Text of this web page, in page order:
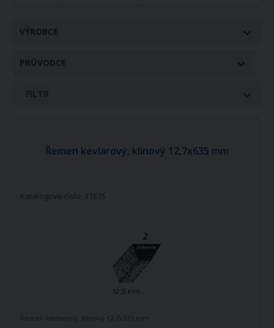
VÝROBCE
PRŮVODCE
Řemen kevlarový, klínový 12,7x635 mm
Katalogové číslo: 31575
Řemen kevlarový, klínový 12,7x635 mm